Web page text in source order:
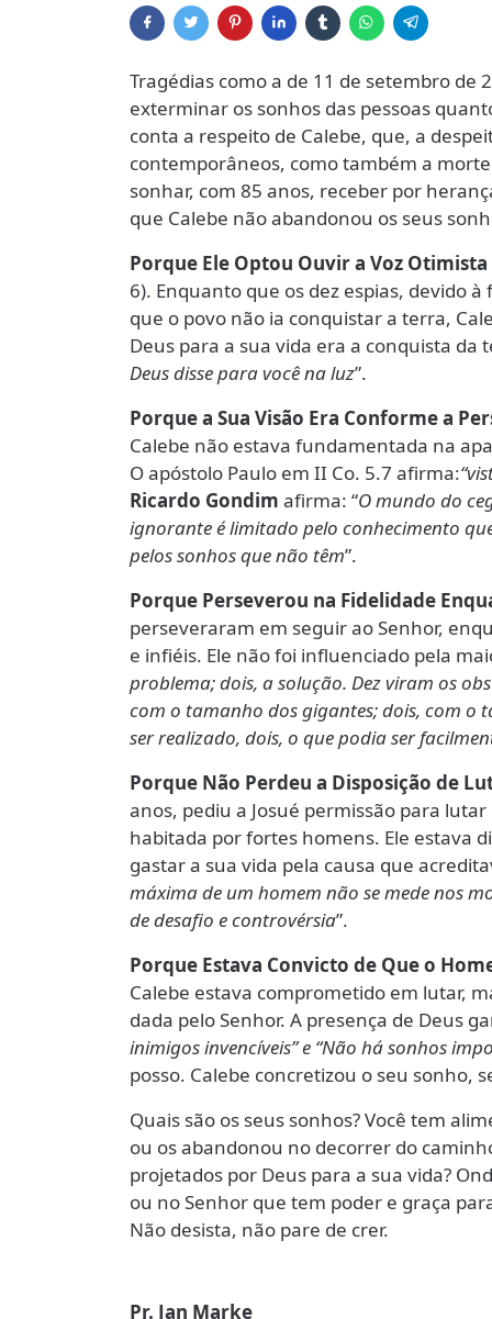
Tragédias como a de 11 de setembro de
exterminar os sonhos das pessoas
conta a respeito de Calebe, que, a
contemporâneos, como também a
sonhar, com 85 anos, receber por
que Calebe não abandonou os seus
Porque Ele Optou Ouvir a Voz
6). Enquanto que os dez espias, devido
que o povo não ia conquistar a terra,
Deus para a sua vida era a conquista da
Deus disse para você na luz”.
Porque a Sua Visão Era Conforme a
Calebe não estava fundamentada na
O apóstolo Paulo em II Co. 5.7 afirma:
Ricardo Gondim afirma: “O mundo do
ignorante é limitado pelo conhecimento
pelos sonhos que não têm”.
Porque Perseverou na Fidelidade
perseveraram em seguir ao Senhor,
e infiéis. Ele não foi influenciado pela
problema; dois, a solução. Dez viram os
com o tamanho dos gigantes; dois, com o
ser realizado, dois, o que podia ser
Porque Não Perdeu a Disposição de
anos, pediu a Josué permissão para
habitada por fortes homens. Ele estava
gastar a sua vida pela causa que
máxima de um homem não se mede nos
de desafio e controvérsia”.
Porque Estava Convicto de Que o
Calebe estava comprometido em lutar,
dada pelo Senhor. A presença de Deus
inimigos invencíveis” e “Não há sonhos
posso. Calebe concretizou o seu sonho,
Quais são os seus sonhos? Você tem
ou os abandonou no decorrer do
projetados por Deus para a sua vida?
ou no Senhor que tem poder e graça
Não desista, não pare de crer.
Pr. Jan Marke